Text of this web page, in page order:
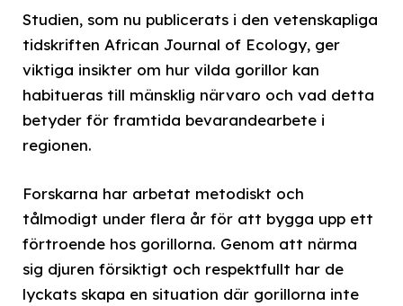
Studien, som nu publicerats i den vetenskapliga
tidskriften African Journal of Ecology, ger
viktiga insikter om hur vilda gorillor kan
habitueras till mänsklig närvaro och vad detta
betyder för framtida bevarandearbete i
regionen.
Forskarna har arbetat metodiskt och
tålmodigt under flera år för att bygga upp ett
förtroende hos gorillorna. Genom att närma
sig djuren försiktigt och respektfullt har de
lyckats skapa en situation där gorillorna inte